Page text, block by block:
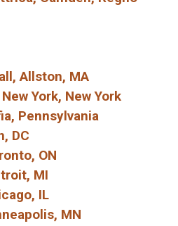
Allston, MA
York, New York
Pennsylvania
DC
ON
MI
IL
MN